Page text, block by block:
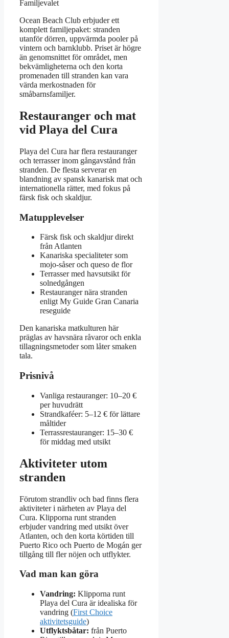
Familjevalet
Ocean Beach Club erbjuder ett
komplett familjepaket: stranden
utanför dörren, uppvärmda pooler på
vintern och barnklubb. Priset är högre
än genomsnittet för området, men
bekvämligheterna och den korta
promenaden till stranden kan vara
värda merkostnaden för
småbarnsfamiljer.
Restauranger och mat
vid Playa del Cura
Playa del Cura har flera restauranger
och terrasser inom gångavstånd från
stranden. De flesta serverar en
blandning av spansk kanarisk mat och
internationella rätter, med fokus på
färsk fisk och skaldjur.
Matupplevelser
Färsk fisk och skaldjur direkt
från Atlanten
Kanariska specialiteter som
mojo-såser och queso de flor
Terrasser med havsutsikt för
solnedgången
Restauranger nära stranden
enligt My Guide Gran Canaria
reseguide
Den kanariska matkulturen här
präglas av havsnära råvaror och enkla
tillagningsmetoder som låter smaken
tala.
Prisnivå
Vanliga restauranger: 10–20 €
per huvudrätt
Strandkaféer: 5–12 € för lättare
måltider
Terrassrestauranger: 15–30 €
för middag med utsikt
Aktiviteter utom
stranden
Förutom strandliv och bad finns flera
aktiviteter i närheten av Playa del
Cura. Klipporna runt stranden
erbjuder vandring med utsikt över
Atlanten, och den korta körtiden till
Puerto Rico och Puerto de Mogán ger
tillgång till fler nöjen och utflykter.
Vad man kan göra
Vandring: Klipporna runt
Playa del Cura är idealiska för
vandring (First Choice
aktivitetsguide)
Utflyktsbåtar: från Puerto